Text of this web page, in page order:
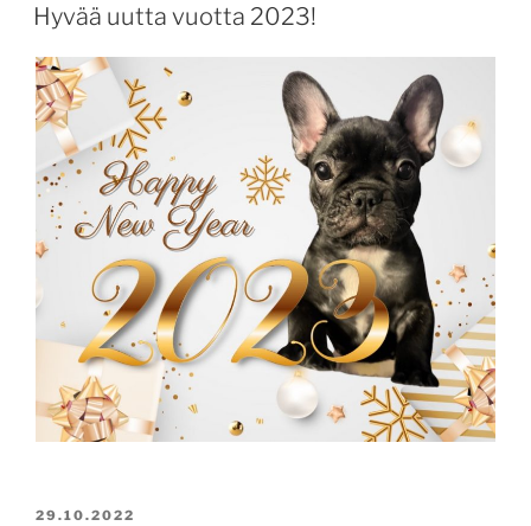
Hyvää uutta vuotta 2023!
JULKAISTU
29.10.2022